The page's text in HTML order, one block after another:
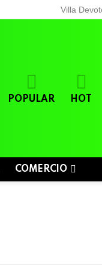
Villa
POPULAR HOT
COMERCIO